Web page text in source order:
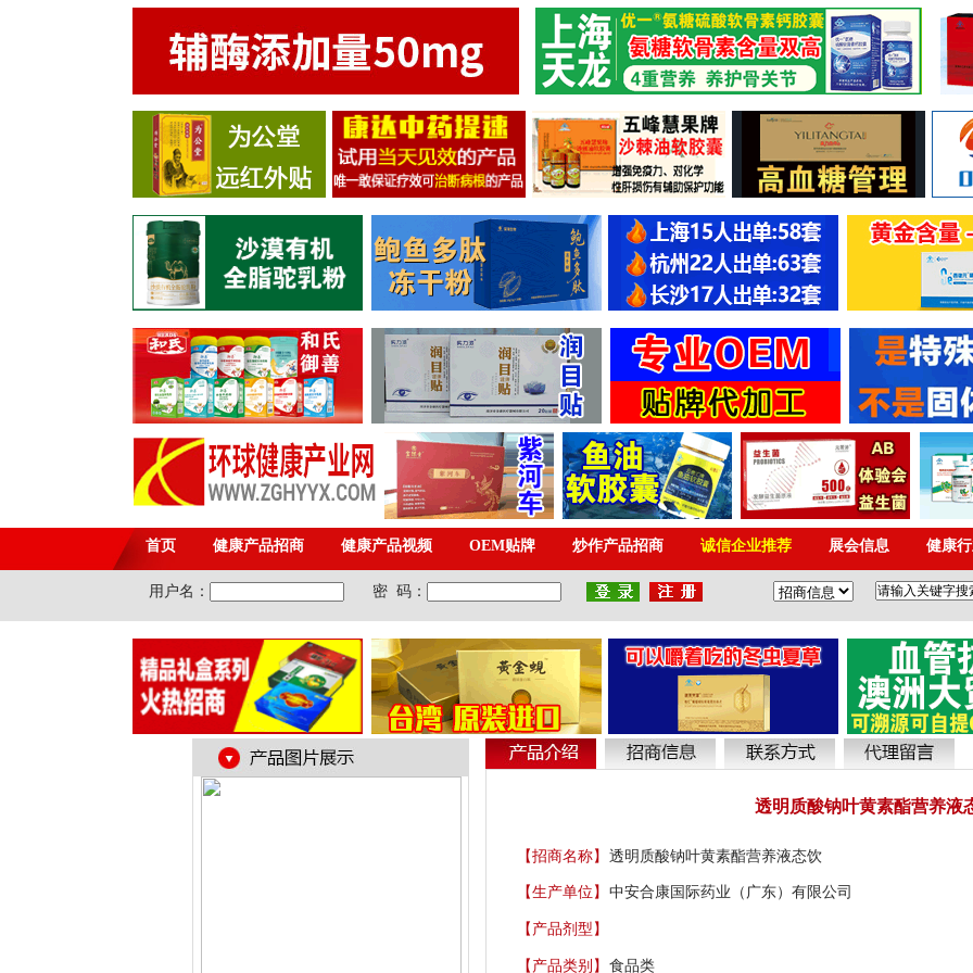
透明质酸钠叶黄素酯营养液
【招商名称】 透明质酸钠叶黄素酯营养液态饮
【生产单位】 中安合康国际药业（广东）有限公司
【产品剂型】
【产品类别】 食品类